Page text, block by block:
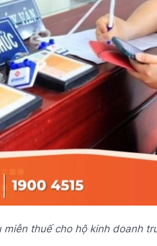
miễn thuế cho hộ kinh doanh